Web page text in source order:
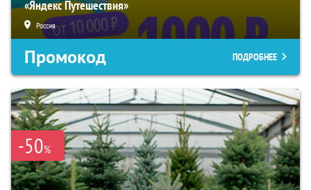
«Яндекс Путешествия»
Россия
Промокод ПОДРОБНЕЕ
-50%